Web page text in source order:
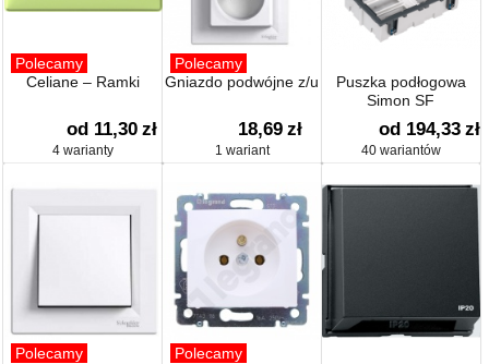
Polecamy
Celiane – Ramki
od 11,30 zł
4 warianty
Polecamy
Gniazdo podwójne z/u
18,69 zł
1 wariant
Puszka podłogowa
Simon SF
od 194,33 zł
40 wariantów
Polecamy
Polecamy